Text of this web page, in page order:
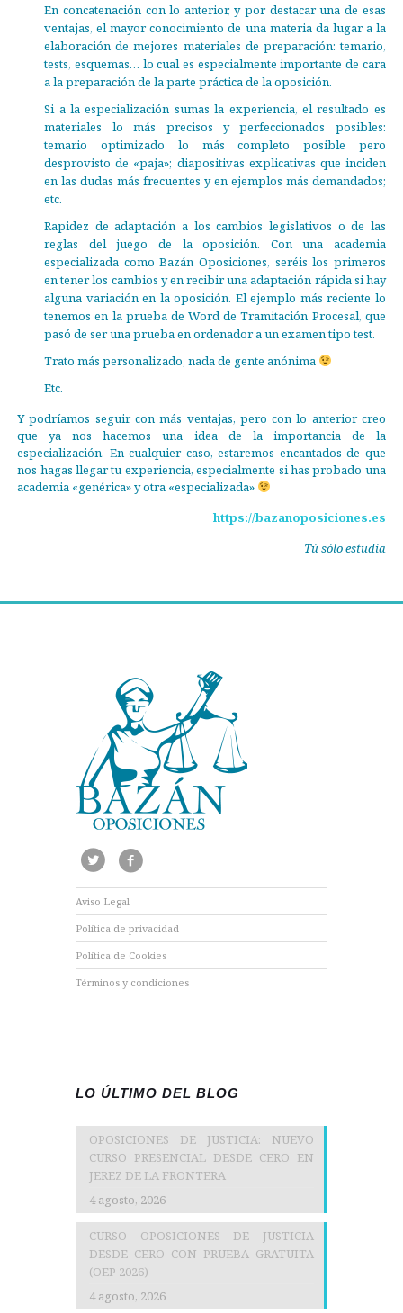
En concatenación con lo anterior, y por destacar una de esas
ventajas, el mayor conocimiento de una materia da lugar a la
elaboración de mejores materiales de preparación: temario,
tests, esquemas… lo cual es especialmente importante de cara
a la preparación de la parte práctica de la oposición.
Si a la especialización sumas la experiencia, el resultado es
materiales lo más precisos y perfeccionados posibles:
temario optimizado lo más completo posible pero
desprovisto de «paja»; diapositivas explicativas que inciden
en las dudas más frecuentes y en ejemplos más demandados;
etc.
Rapidez de adaptación a los cambios legislativos o de las
reglas del juego de la oposición. Con una academia
especializada como Bazán Oposiciones, seréis los primeros
en tener los cambios y en recibir una adaptación rápida si hay
alguna variación en la oposición. El ejemplo más reciente lo
tenemos en la prueba de Word de Tramitación Procesal, que
pasó de ser una prueba en ordenador a un examen tipo test.
Trato más personalizado, nada de gente anónima
Etc.
Y podríamos seguir con más ventajas, pero con lo anterior creo
que ya nos hacemos una idea de la importancia de la
especialización. En cualquier caso, estaremos encantados de que
nos hagas llegar tu experiencia, especialmente si has probado una
academia «genérica» y otra «especializada»
https://bazanoposiciones.es
Tú sólo estudia
Aviso Legal
Política de privacidad
Política de Cookies
Términos y condiciones
LO ÚLTIMO DEL BLOG
OPOSICIONES DE JUSTICIA: NUEVO
CURSO PRESENCIAL DESDE CERO EN
JEREZ DE LA FRONTERA
4 agosto, 2026
CURSO OPOSICIONES DE JUSTICIA
DESDE CERO CON PRUEBA GRATUITA
(OEP 2026)
4 agosto, 2026